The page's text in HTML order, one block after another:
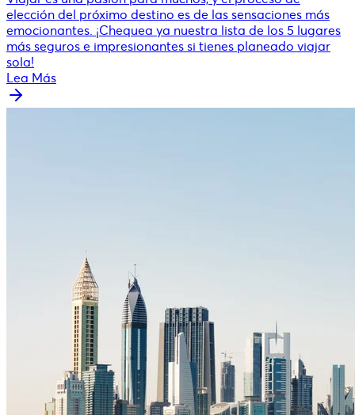
elección del próximo destino es de las sensaciones más
emocionantes. ¡Chequea ya nuestra lista de los 5 lugares
más seguros e impresionantes si tienes planeado viajar
sola!
Lea Más